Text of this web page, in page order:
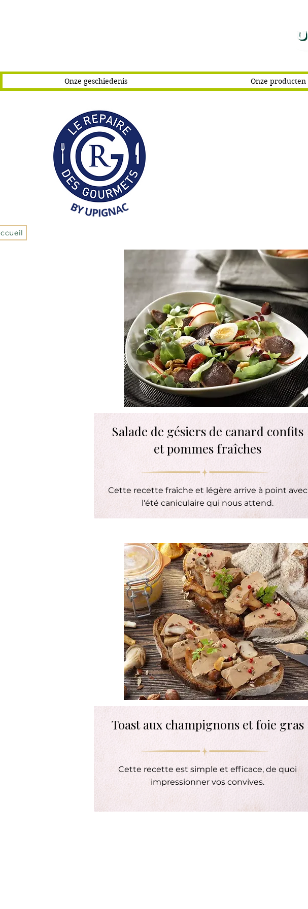
Onze geschiedenis Onze producten
Débutant
Salade de gésiers de canard confits
et pommes fraîches
Cette recette fraîche et légère arrive à point avec
l'été caniculaire qui nous attend.
Débutant
Toast aux champignons et foie gras
Cette recette est simple et efficace, de quoi
impressionner vos convives.